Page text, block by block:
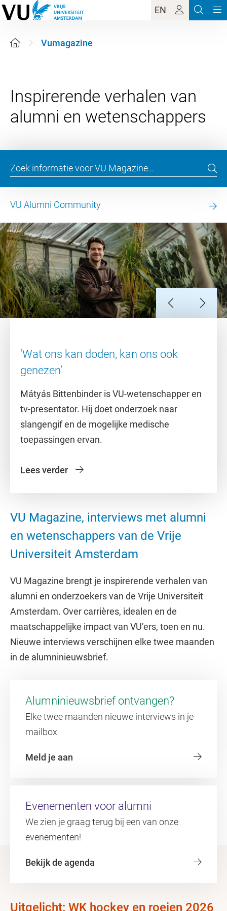
EN
Vumagazine
Inspirerende verhalen van
VU Alumni Community
‘Wat ons kan doden, kan ons ook
genezen’
Mátyás Bittenbinder is VU-wetenschapper en
tv-presentator. Hij doet onderzoek naar
slangengif en de mogelijke medische
toepassingen ervan.
Lees verder
VU Magazine, interviews met alumni
en wetenschappers van de Vrije
Universiteit Amsterdam
VU Magazine brengt je inspirerende verhalen van
alumni en onderzoekers van de Vrije Universiteit
Amsterdam. Over carrières, idealen en de
maatschappelijke impact van VU’ers, toen en nu.
Nieuwe interviews verschijnen elke twee maanden
in de alumninieuwsbrief.
Alumninieuwsbrief ontvangen?
Elke twee maanden nieuwe interviews in je
mailbox
Meld je aan
Evenementen voor alumni
We zien je graag terug bij een van onze
evenementen!
Bekijk de agenda
Uitgelicht: WK hockey en roeien 2026